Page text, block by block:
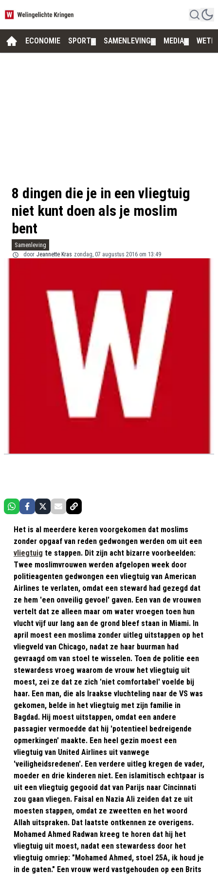
ECONOMIE SPORT SAMENLEVING MEDIA
8 dingen die je in een vliegtuig
niet kunt doen als je moslim
bent
Samenleving
door Jeannette Kras zondag, 07 augustus 2016 om 13:49
Het is al meerdere keren voorgekomen dat moslims
zonder opgaaf van reden gedwongen werden om uit een
vliegtuig te stappen. Dit zijn acht bizarre voorbeelden:
Twee moslimvrouwen werden afgelopen week door
politieagenten gedwongen een vliegtuig van American
Airlines te verlaten, omdat een steward had gezegd dat
ze hem 'een onveilig gevoel' gaven. Een van de vrouwen
vertelt dat ze alleen maar om water vroegen toen hun
vlucht vijf uur lang aan de grond bleef staan in Miami. In
april moest een moslima zonder uitleg uitstappen op het
vliegveld van Chicago, nadat ze haar buurman had
gevraagd om van stoel te wisselen. Toen de politie een
stewardess vroeg waarom de vrouw het vliegtuig uit
moest, zei ze dat ze zich 'niet comfortabel' voelde bij
haar. Een man, die als Iraakse vluchteling naar de VS was
gekomen, belde in het vliegtuig met zijn familie in
Bagdad. Hij moest uitstappen, omdat een andere
passagier vermoedde dat hij 'potentieel bedreigende
opmerkingen' maakte. Een heel gezin moest een
vliegtuig van United Airlines uit vanwege
'veiligheidsredenen'. Een verdere uitleg kregen de vader,
moeder en drie kinderen niet. Een islamitisch echtpaar is
uit een vliegtuig gegooid dat van Parijs naar Cincinnati
zou gaan vliegen. Faisal en Nazia Ali zeiden dat ze uit
moesten stappen, omdat ze zweetten en het woord
Allah uitspraken. Dat laatste ontkennen ze overigens.
Mohamed Ahmed Radwan kreeg te horen dat hij het
vliegtuig uit moest, nadat een stewardess door het
vliegtuig omriep: "Mohamed Ahmed, stoel 25A, ik houd je
in de gaten." Een vrouw werd vastgehouden op een Brits